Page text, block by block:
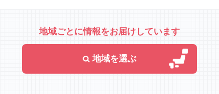
地域ごとに情報をお届けしています
地域を選ぶ